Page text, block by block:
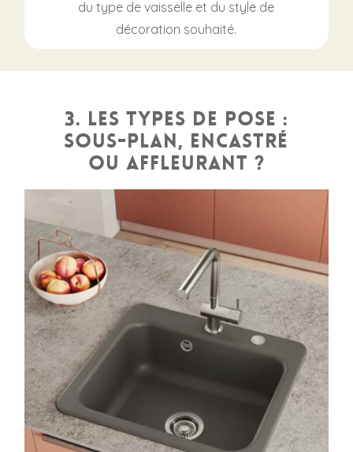
du type de vaisselle et du style de
décoration souhaité.
3. Les types de pose :
sous-plan, encastré
ou affleurant ?